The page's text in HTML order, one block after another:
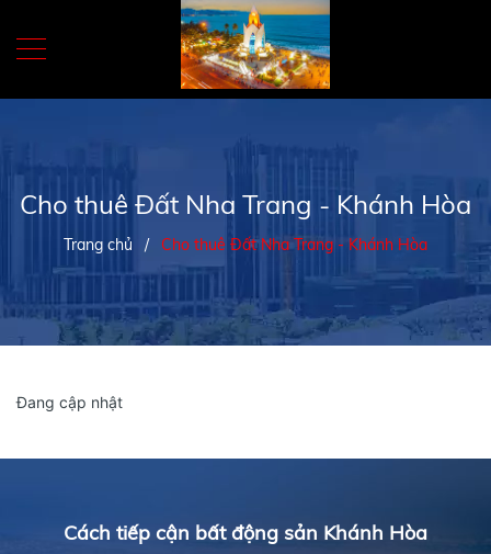
Cho thuê Đất Nha Trang - Khánh Hòa
Trang chủ / Cho thuê Đất Nha Trang - Khánh Hòa
Đang cập nhật
Cách tiếp cận bất động sản Khánh Hòa